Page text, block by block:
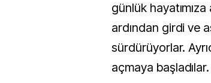
günlük hayatımıza
ardından girdi ve
sürdürüyorlar.
açmaya başladılar.